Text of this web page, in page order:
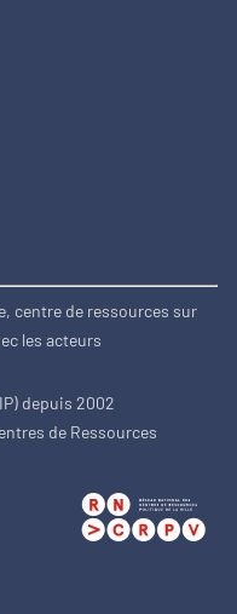
centre de ressources sur
les acteurs
depuis 2002
de Ressources